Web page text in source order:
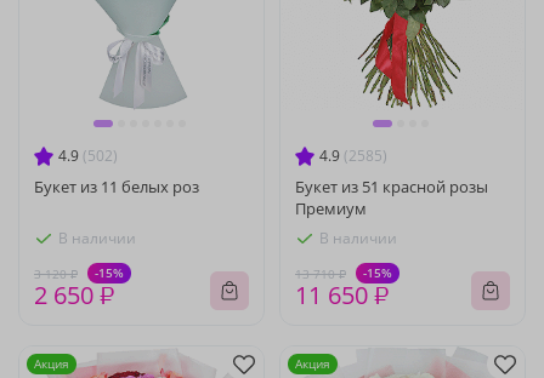
4.9 (502)
Букет из 11 белых роз
В наличии
3 120 ₽ -15%
2 650 ₽
4.9 (2585)
Букет из 51 красной розы
Премиум
В наличии
13 710 ₽ -15%
11 650 ₽
Акция Акция